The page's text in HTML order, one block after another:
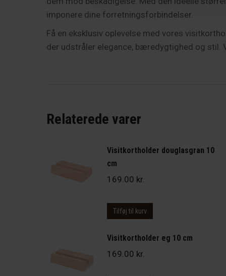
imponere dine forretningsforbindelser.
Få en eksklusiv oplevelse med vores
der udstråler elegance, bæredygtighed og stil.
Relaterede varer
Visitkortholder douglasgran 10
cm
169.00 kr.
Tilføj til kurv
Visitkortholder eg 10 cm
169.00 kr.